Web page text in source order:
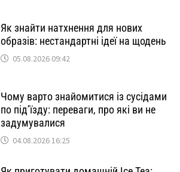
Як знайти натхнення для нових
образів: нестандартні ідеї на щодень
05.08.2026 09:42
Чому варто знайомитися із сусідами
по під’їзду: переваги, про які ви не
задумувалися
04.08.2026 16:25